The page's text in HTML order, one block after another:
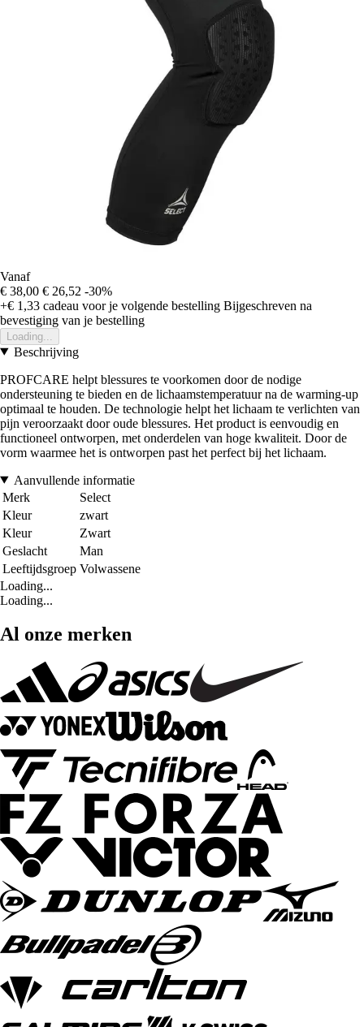
Vanaf
€ 38,00 € 26,52 -30%
+€ 1,33 cadeau voor je volgende bestelling Bijgeschreven na
bevestiging van je bestelling
Loading...
Beschrijving
PROFCARE helpt blessures te voorkomen door de nodige
ondersteuning te bieden en de lichaamstemperatuur na de warming-up
optimaal te houden. De technologie helpt het lichaam te verlichten van
pijn veroorzaakt door oude blessures. Het product is eenvoudig en
functioneel ontworpen, met onderdelen van hoge kwaliteit. Door de
vorm waarmee het is ontworpen past het perfect bij het lichaam.
Aanvullende informatie
Merk
Select
Kleur
zwart
Kleur
Zwart
Geslacht
Man
Leeftijdsgroep Volwassene
Loading...
Loading...
Al onze merken